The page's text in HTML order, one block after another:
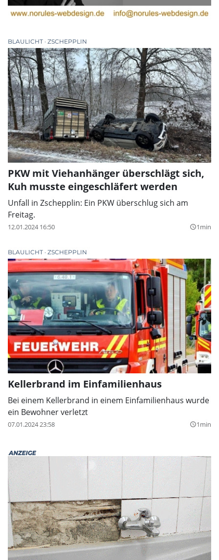
BLAULICHT ZSCHEPPLIN
PKW mit Viehanhänger überschlägt sich,
Kuh musste eingeschläfert werden
Unfall in Zschepplin: Ein PKW überschlug sich am
Freitag.
12.01.2024 16:50 query_builder1min
BLAULICHT ZSCHEPPLIN
Kellerbrand im Einfamilienhaus
Bei einem Kellerbrand in einem Einfamilienhaus wurde
ein Bewohner verletzt
07.01.2024 23:58 query_builder1min